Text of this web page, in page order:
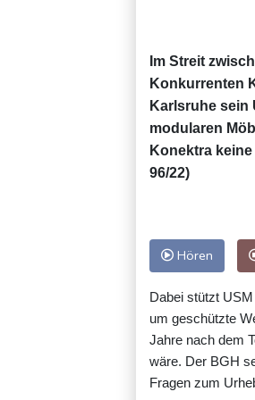
Im Streit
Konkurrenten
Karlsruhe sein
modularen
Konektra
96/22)
Hören
Dabei stützt
um geschützte
Jahre nach dem
wäre. Der BGH
Fragen zum